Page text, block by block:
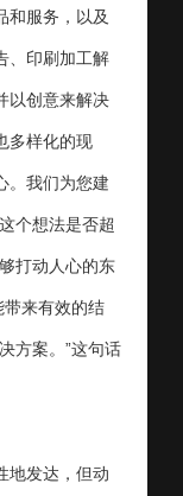
和服务，以及
、印刷加工解
以创意来解决
多样化的现
。我们为您建
个想法是否超
打动人心的东
带来有效的结
方案。”这句话
地发达，但动